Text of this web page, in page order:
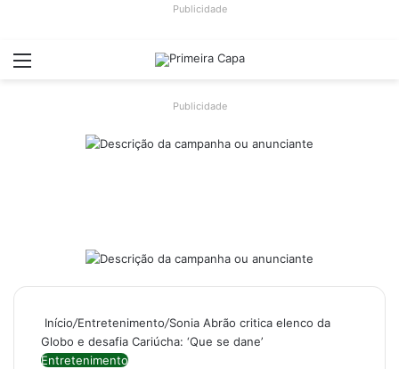
Publicidade
Menu
Publicidade
Início/Entretenimento/Sonia Abrão critica elenco da
Globo e desafia Cariúcha: ‘Que se dane’
Entretenimento